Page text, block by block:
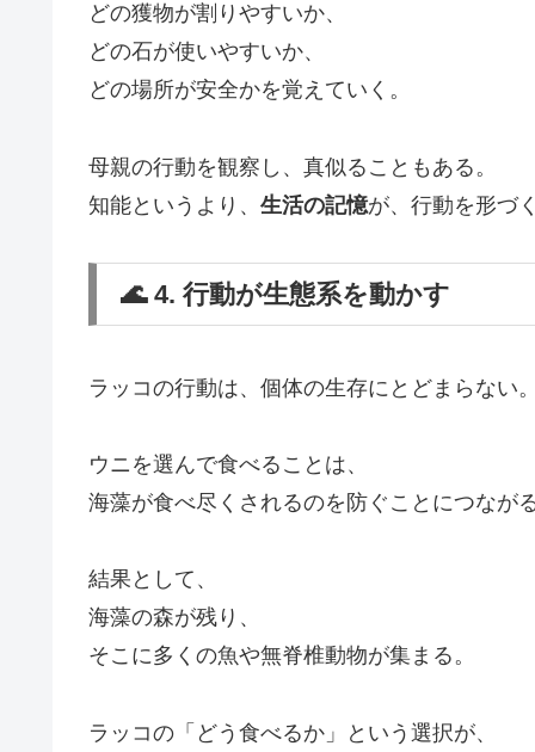
どの獲物が割りやすいか、
どの石が使いやすいか、
どの場所が安全かを覚えていく。
母親の行動を観察し、真似ることもある。
知能というより、 生活の記憶が、行動を形づく
🌊 4. 行動が生態系を動かす
ラッコの行動は、個体の生存にとどまらない。
ウニを選んで食べることは、
海藻が食べ尽くされるのを防ぐことにつながる
結果として、
海藻の森が残り、
そこに多くの魚や無脊椎動物が集まる。
ラッコの「どう食べるか」という選択が、